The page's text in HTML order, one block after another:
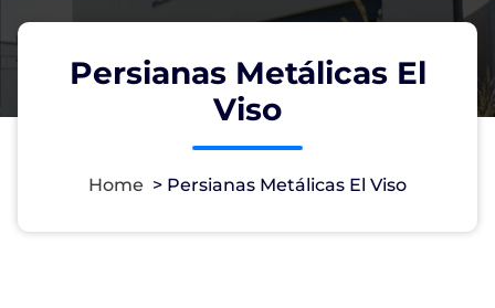
Persianas Metálicas El
Viso
Home > Persianas Metálicas El Viso